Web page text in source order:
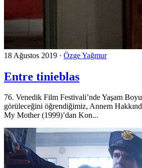
18 Ağustos 2019 · Özge Yağmur
Entre tinieblas
76. Venedik Film Festivali’nde Yaşam
görüleceğini öğrendiğimiz, Annem
My Mother (1999)’dan Kon...